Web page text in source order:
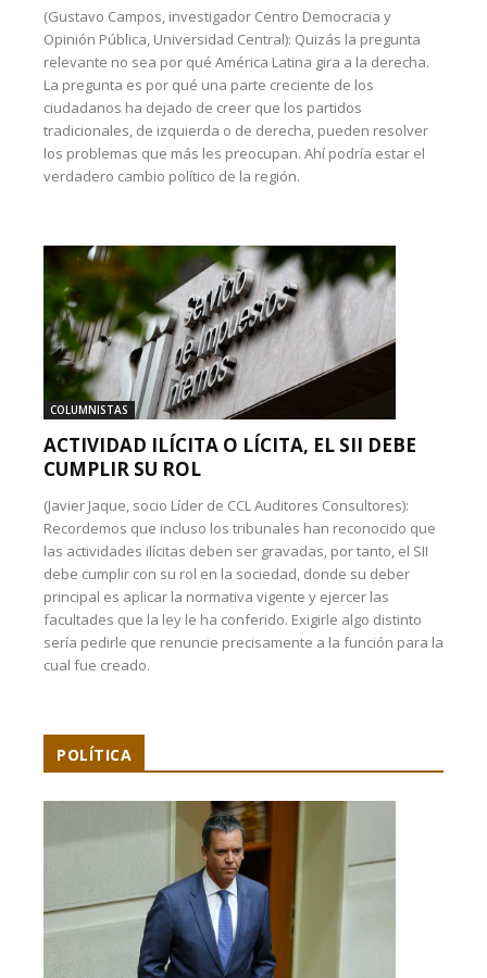
(Gustavo Campos, investigador Centro Democracia y
Opinión Pública, Universidad Central): Quizás la pregunta
relevante no sea por qué América Latina gira a la derecha.
La pregunta es por qué una parte creciente de los
ciudadanos ha dejado de creer que los partidos
tradicionales, de izquierda o de derecha, pueden resolver
los problemas que más les preocupan. Ahí podría estar el
verdadero cambio político de la región.
COLUMNISTAS
ACTIVIDAD ILÍCITA O LÍCITA, EL SII DEBE
CUMPLIR SU ROL
(Javier Jaque, socio Líder de CCL Auditores Consultores):
Recordemos que incluso los tribunales han reconocido que
las actividades ilícitas deben ser gravadas, por tanto, el SII
debe cumplir con su rol en la sociedad, donde su deber
principal es aplicar la normativa vigente y ejercer las
facultades que la ley le ha conferido. Exigirle algo distinto
sería pedirle que renuncie precisamente a la función para la
cual fue creado.
POLÍTICA